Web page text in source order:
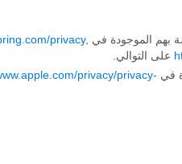
privacy,
على التوالي.
privacy/privacy-